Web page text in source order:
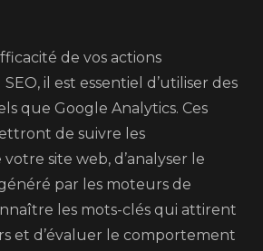
de vos actions
il est essentiel d’utiliser des
que Google Analytics. Ces
de suivre les
site web, d’analyser le
par les moteurs de
les mots-clés qui attirent
et d’évaluer le comportement